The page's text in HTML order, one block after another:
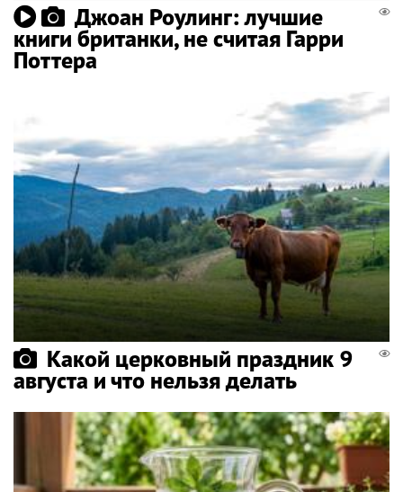
Джоан Роулинг: лучшие
книги британки, не считая Гарри
Поттера
Какой церковный праздник 9
августа и что нельзя делать